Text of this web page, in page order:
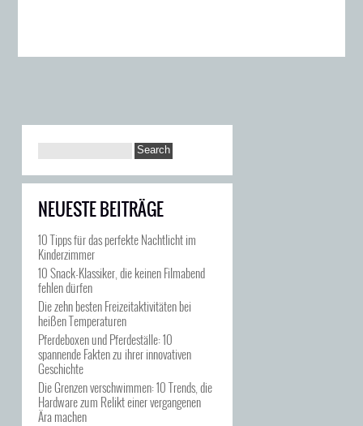
NEUESTE BEITRÄGE
10 Tipps für das perfekte Nachtlicht im
Kinderzimmer
10 Snack-Klassiker, die keinen Filmabend
fehlen dürfen
Die zehn besten Freizeitaktivitäten bei
heißen Temperaturen
Pferdeboxen und Pferdeställe: 10
spannende Fakten zu ihrer innovativen
Geschichte
Die Grenzen verschwimmen: 10 Trends, die
Hardware zum Relikt einer vergangenen
Ära machen